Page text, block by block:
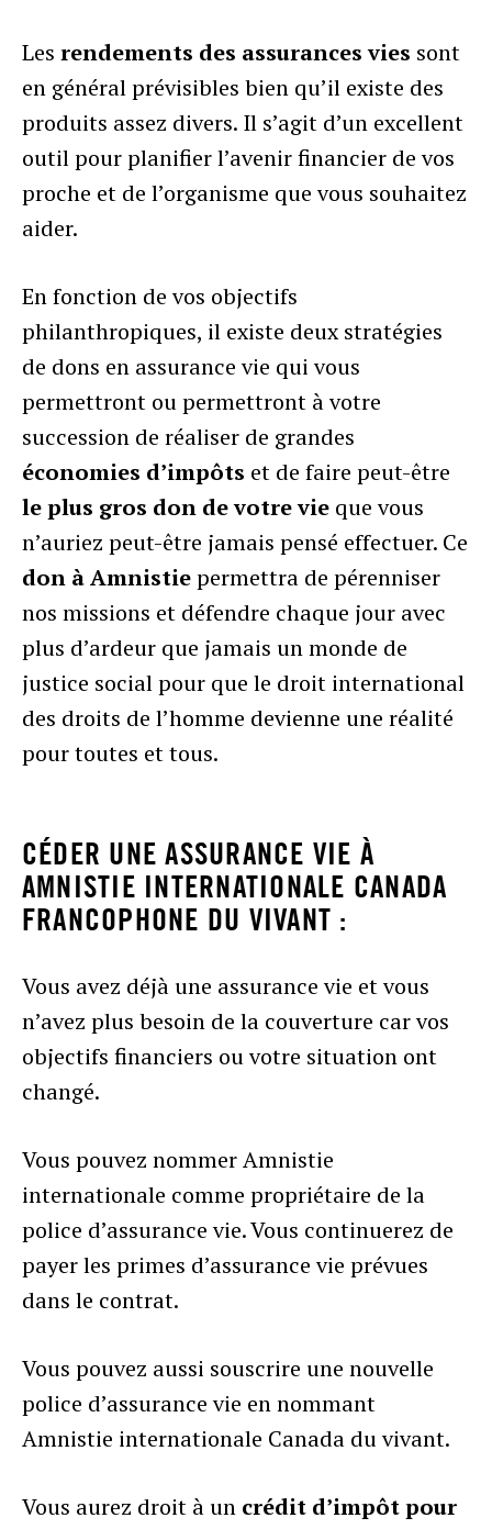
Les rendements des assurances vies sont
en général prévisibles bien qu’il existe des
produits assez divers. Il s’agit d’un excellent
outil pour planifier l’avenir financier de vos
proche et de l’organisme que vous souhaitez
aider.
En fonction de vos objectifs
philanthropiques, il existe deux stratégies
de dons en assurance vie qui vous
permettront ou permettront à votre
succession de réaliser de grandes
économies d’impôts et de faire peut-être
le plus gros don de votre vie que vous
n’auriez peut-être jamais pensé effectuer. Ce
don à Amnistiepermettra de pérenniser
nos missions et défendre chaque jour avec
plus d’ardeur que jamais un monde de
justice social pour que le droit international
des droits de l’homme devienne une réalité
pour toutes et tous.
CÉDER UNE ASSURANCE VIE À
AMNISTIE INTERNATIONALE CANADA
FRANCOPHONE DU VIVANT :
Vous avez déjà une assurance vie et vous
n’avez plus besoin de la couverture car vos
objectifs financiers ou votre situation ont
changé.
Vous pouvez nommer Amnistie
internationale comme propriétaire de la
police d’assurance vie. Vous continuerez de
payer les primes d’assurance vie prévues
dans le contrat.
Vous pouvez aussi souscrire une nouvelle
police d’assurance vie en nommant
Amnistie internationale Canada du vivant.
Vous aurez droit à un crédit d’impôt pour